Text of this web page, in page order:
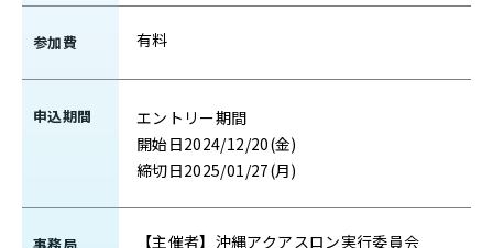
参加費 有料
申込期間
エントリー期間
開始日2024/12/20(金)
締切日2025/01/27(月)
【主催者】沖縄アクアスロン実行委員会